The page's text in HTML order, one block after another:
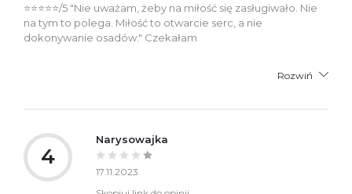
⭐⭐⭐⭐⭐/5 "Nie uważam, żeby na miłość się zasługiwało. Nie
na tym to polega. Miłość to otwarcie serc, a nie
dokonywanie osadów." Czekałam
Rozwiń
4
Narysowajka
17.11.2023